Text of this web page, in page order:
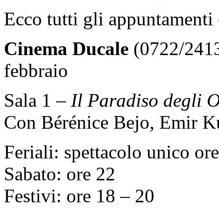
Ecco tutti gli
Cinema Ducale (0722/
febbraio
Sala 1 – Il Paradiso degli
Con Bérénice Bejo, Emir
Feriali: spettacolo unico
Sabato: ore 22
Festivi: ore 18 – 20